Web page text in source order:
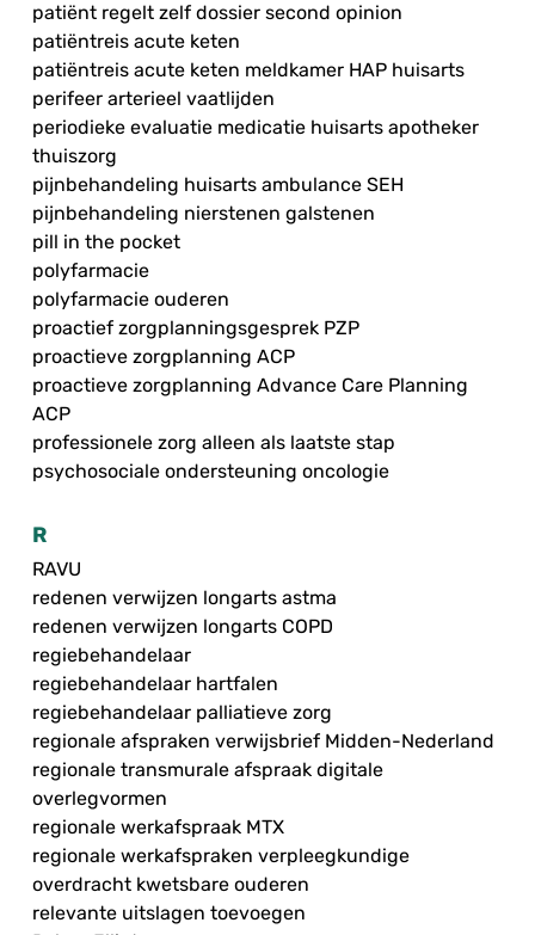
patiënt regelt zelf dossier second opinion
patiëntreis acute keten
patiëntreis acute keten meldkamer HAP huisarts
perifeer arterieel vaatlijden
periodieke evaluatie medicatie huisarts apotheker
thuiszorg
pijnbehandeling huisarts ambulance SEH
pijnbehandeling nierstenen galstenen
pill in the pocket
polyfarmacie
polyfarmacie ouderen
proactief zorgplanningsgesprek PZP
proactieve zorgplanning ACP
proactieve zorgplanning Advance Care Planning
ACP
professionele zorg alleen als laatste stap
psychosociale ondersteuning oncologie
R
RAVU
redenen verwijzen longarts astma
redenen verwijzen longarts COPD
regiebehandelaar
regiebehandelaar hartfalen
regiebehandelaar palliatieve zorg
regionale afspraken verwijsbrief Midden-Nederland
regionale transmurale afspraak digitale
overlegvormen
regionale werkafspraak MTX
regionale werkafspraken verpleegkundige
overdracht kwetsbare ouderen
relevante uitslagen toevoegen